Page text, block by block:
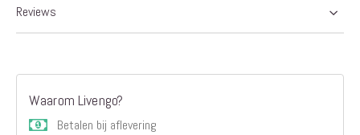
Reviews
Waarom Livengo?
Betalen bij aflevering